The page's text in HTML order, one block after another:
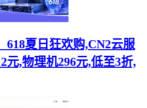
618夏日狂欢购,CN2云服
元,物理机296元,低至3折,